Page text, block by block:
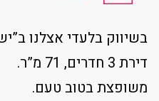
בשיווק בלעדי אצלנו
דירת 3 חדרים, 71 מ”ר.
משופצת בטוב טעם.